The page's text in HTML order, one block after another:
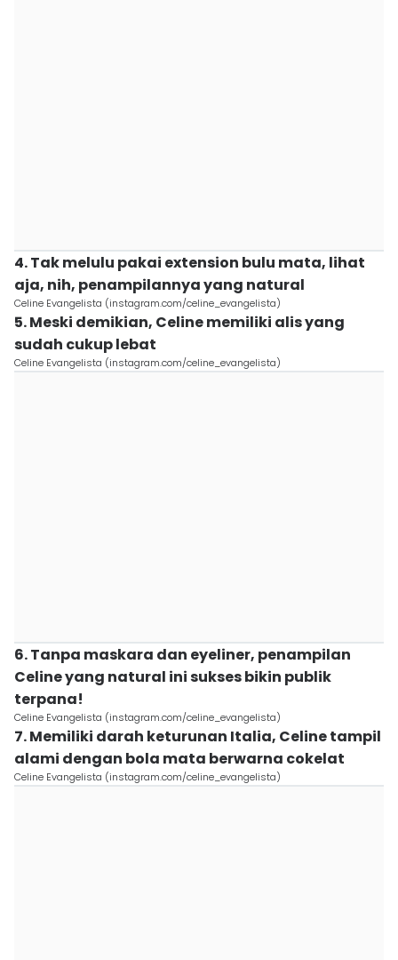
4. Tak melulu pakai extension bulu mata, lihat
aja, nih, penampilannya yang natural
Celine Evangelista (instagram.com/celine_evangelista)
5. Meski demikian, Celine memiliki alis yang
sudah cukup lebat
Celine Evangelista (instagram.com/celine_evangelista)
6. Tanpa maskara dan eyeliner, penampilan
Celine yang natural ini sukses bikin publik
terpana!
Celine Evangelista (instagram.com/celine_evangelista)
7. Memiliki darah keturunan Italia, Celine tampil
alami dengan bola mata berwarna cokelat
Celine Evangelista (instagram.com/celine_evangelista)